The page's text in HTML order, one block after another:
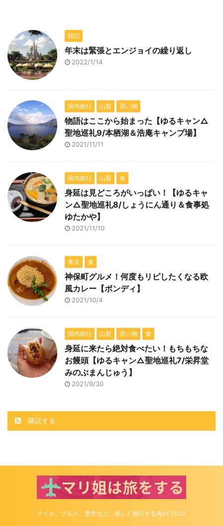
雑記
年末は緊張とエンジョイの繰り返し
2022/1/14
国内旅行 山梨 買い物
物語はここから始まった【ゆるキャン△
聖地巡礼9/本栖湖＆浩庵キャンプ場】
2021/11/11
国内旅行 山梨 食
身延は見どころがいっぱい！【ゆるキャ
ン△聖地巡礼8/しょうにん通り＆食事処
ゆたかや】
2021/11/10
東京 食
神保町グルメ！何度もリピしたくなる欧
風カレー【ボンディ】
2021/10/4
国内旅行 山梨 買い物 食
身延に来たら絶対食べたい！もちもちな
お饅頭【ゆるキャン△聖地巡礼7/栄昇堂
みのぶまんじゅう】
2021/9/30
購読する
マイル、グルメ、歴史など。楽しく旅行する為のブログ